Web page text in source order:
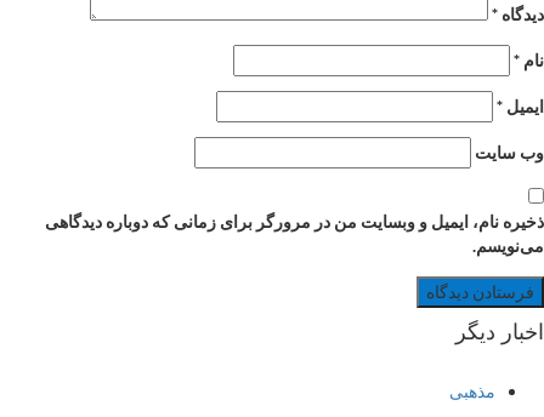
دیدگاه *
نام *
ایمیل *
وب‌ سایت
ذخیره نام، ایمیل و وبسایت من در مرورگر برای زمانی که دوباره دیدگاهی
می‌نویسم.
اخبار دیگر
مذهبی